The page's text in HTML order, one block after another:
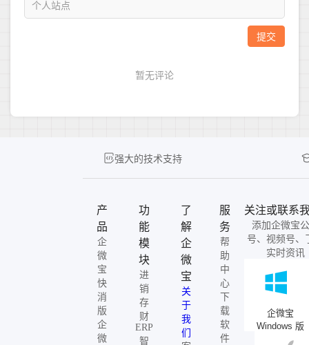
强大的技术支持
产
品
企
微
宝
快
消
版
企
微
功
能
模
块
进
销
存
财
ERP
智
了
解
企
微
宝
关
于
我
们
服
务
帮
助
中
心
下
载
软
件
关注或联系
添加企微宝
号、视频号、
实时资讯
企微宝
Windows 版